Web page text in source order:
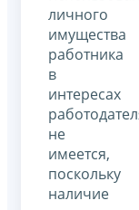
личного
имущества
работника
в
интересах
не
имеется,
поскольку
наличие